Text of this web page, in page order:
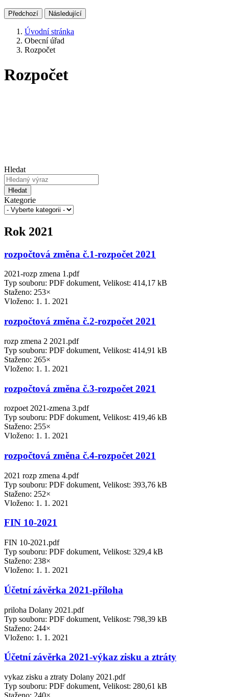
Předchozí Následující
Úvodní stránka
Obecní úřad
Rozpočet
Rozpočet
Hledat
Hledat
Kategorie
Rok 2021
rozpočtová změna č.1-rozpočet 2021
2021-rozp zmena 1.pdf
Typ souboru: PDF dokument, Velikost: 414,17 kB
Staženo: 253×
Vloženo: 1. 1. 2021
rozpočtová změna č.2-rozpočet 2021
rozp zmena 2 2021.pdf
Typ souboru: PDF dokument, Velikost: 414,91 kB
Staženo: 265×
Vloženo: 1. 1. 2021
rozpočtová změna č.3-rozpočet 2021
rozpoet 2021-zmena 3.pdf
Typ souboru: PDF dokument, Velikost: 419,46 kB
Staženo: 255×
Vloženo: 1. 1. 2021
rozpočtová změna č.4-rozpočet 2021
2021 rozp zmena 4.pdf
Typ souboru: PDF dokument, Velikost: 393,76 kB
Staženo: 252×
Vloženo: 1. 1. 2021
FIN 10-2021
FIN 10-2021.pdf
Typ souboru: PDF dokument, Velikost: 329,4 kB
Staženo: 238×
Vloženo: 1. 1. 2021
Účetní závěrka 2021-příloha
priloha Dolany 2021.pdf
Typ souboru: PDF dokument, Velikost: 798,39 kB
Staženo: 244×
Vloženo: 1. 1. 2021
Účetní závěrka 2021-výkaz zisku a ztráty
vykaz zisku a ztraty Dolany 2021.pdf
Typ souboru: PDF dokument, Velikost: 280,61 kB
Staženo: 240×